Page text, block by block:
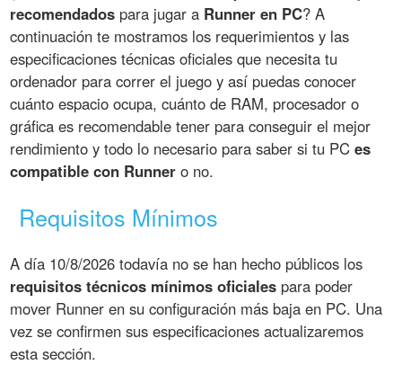
recomendados para jugar a Runner en PC? A
continuación te mostramos los requerimientos y las
especificaciones técnicas oficiales que necesita tu
ordenador para correr el juego y así puedas conocer
cuánto espacio ocupa, cuánto de RAM, procesador o
gráfica es recomendable tener para conseguir el mejor
rendimiento y todo lo necesario para saber si tu PCes
compatible con Runner o no.
Requisitos Mínimos
A día 10/8/2026 todavía no se han hecho públicos los
requisitos técnicos mínimos oficiales para poder
mover Runner en su configuración más baja en PC. Una
vez se confirmen sus especificaciones actualizaremos
esta sección.